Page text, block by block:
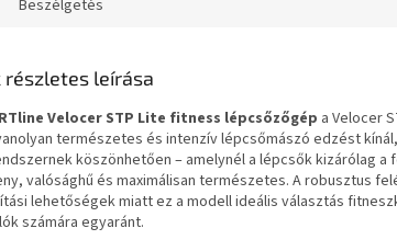
Beszélgetés
részletes leírása
Velocer STP Lite fitness lépcsőzőgép a Velocer
természetes és intenzív lépcsőmászó edzést
köszönhetően – amelynél a lépcsők kizárólag a
valósághű és maximálisan természetes. A robusztus
lehetőségek miatt ez a modell ideális választás
számára egyaránt.